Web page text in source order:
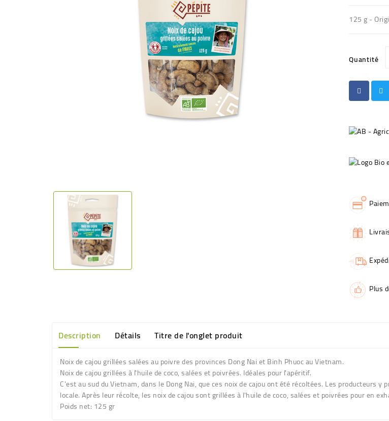
125 g -
Quantité
Plus
Description Détails Titre de l'onglet produit
Noix de cajou grillées salées au poivre des provinces Dong Nai et Binh Phuoc au Vietnam.
Noix de cajou grillées à l'huile de coco, salées et poivrées. Idéales pour l'apéritif.
C'est au sud du Vietnam, dans le Dong Nai, que ces noix de cajou ont été récoltées. Les producteurs
locale. Après leur récolte, les noix de cajou sont grillées à l'huile de coco, salées et poivrées pour en
Poids net: 125 gr